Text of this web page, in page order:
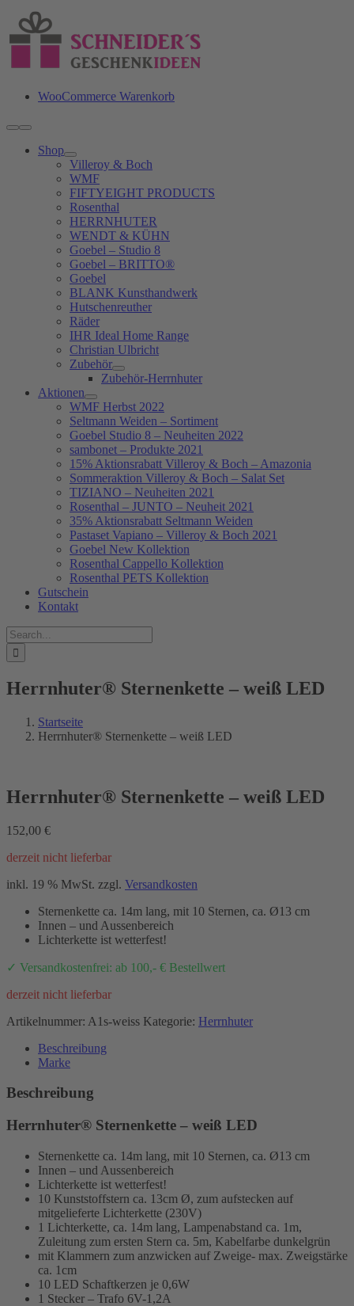
Inhalt
springen
WooCommerce Warenkorb
Toggle
Navigation
Shop
Villeroy & Boch
WMF
FIFTYEIGHT PRODUCTS
Rosenthal
HERRNHUTER
WENDT & KÜHN
Goebel – Studio 8
Goebel – BRITTO®
Goebel
BLANK Kunsthandwerk
Hutschenreuther
Räder
IHR Ideal Home Range
Christian Ulbricht
Zubehör
Zubehör-Herrnhuter
Aktionen
WMF Herbst 2022
Seltmann Weiden – Sortiment
Goebel Studio 8 – Neuheiten 2022
sambonet – Produkte 2021
15% Aktionsrabatt Villeroy & Boch – Amazonia
Sommeraktion Villeroy & Boch – Salat Set
TIZIANO – Neuheiten 2021
Rosenthal – JUNTO – Neuheit 2021
35% Aktionsrabatt Seltmann Weiden
Pastaset Vapiano – Villeroy & Boch 2021
Goebel New Kollektion
Rosenthal Cappello Kollektion
Rosenthal PETS Kollektion
Gutschein
Kontakt
Suche
nach:
Herrnhuter® Sternenkette – weiß LED
Startseite
Herrnhuter® Sternenkette – weiß LED
Herrnhuter® Sternenkette – weiß LED
152,00 €
derzeit nicht lieferbar
inkl. 19 % MwSt. zzgl. Versandkosten
Sternenkette ca. 14m lang, mit 10 Sternen, ca. Ø13 cm
Innen – und Aussenbereich
Lichterkette ist wetterfest!
✓ Versandkostenfrei: ab 100,- € Bestellwert
derzeit nicht lieferbar
Artikelnummer: A1s-weiss Kategorie: Herrnhuter
Beschreibung
Marke
Beschreibung
Herrnhuter® Sternenkette – weiß LED
Sternenkette ca. 14m lang, mit 10 Sternen, ca. Ø13 cm
Innen – und Aussenbereich
Lichterkette ist wetterfest!
10 Kunststoffstern ca. 13cm Ø, zum aufstecken auf
mitgelieferte Lichterkette (230V)
1 Lichterkette, ca. 14m lang, Lampenabstand ca. 1m,
Zuleitung zum ersten Stern ca. 5m, Kabelfarbe dunkelgrün
mit Klammern zum anzwicken auf Zweige- max. Zweigstärke
ca. 1cm
10 LED Schaftkerzen je 0,6W
1 Stecker – Trafo 6V-1,2A